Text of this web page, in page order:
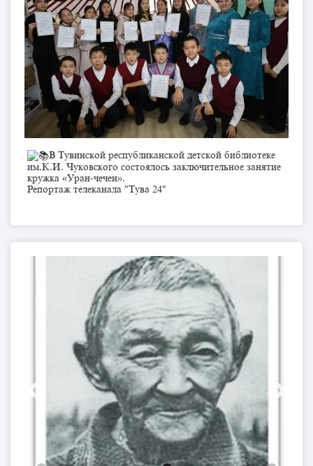
В Тувинской республиканской детской библиотеке
им.К.И. Чуковского состоялось заключительное занятие
кружка «Уран-чечен».
Репортаж телеканала "Тува 24"